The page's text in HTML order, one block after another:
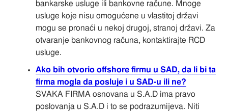
bankarske usluge ili bankovne račune. Mnoge
usluge koje nisu omogućene u vlastitoj državi
mogu se pronaći u nekoj drugoj, stranoj državi. Za
otvaranje bankovnog računa, kontaktirajte RCD
usluge.
Ako bih otvorio offshore firmu u SAD, da li bi ta
firma mogla da posluje i u SAD-u ili ne?
SVAKA FIRMA osnovana u S.A.D ima pravo
poslovanja u S.A.D i to se podrazumijeva. Niti